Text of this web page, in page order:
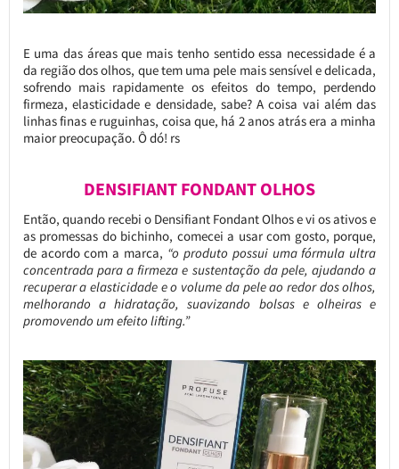
E uma das áreas que mais tenho sentido essa necessidade é a
da região dos olhos, que tem uma pele mais sensível e delicada,
sofrendo mais rapidamente os efeitos do tempo, perdendo
firmeza, elasticidade e densidade, sabe? A coisa vai além das
linhas finas e ruguinhas, coisa que, há 2 anos atrás era a minha
maior preocupação. Ô dó! rs
DENSIFIANT FONDANT OLHOS
Então, quando recebi o Densifiant Fondant Olhos e vi os ativos e
as promessas do bichinho, comecei a usar com gosto, porque,
de acordo com a marca, “o produto possui uma fórmula ultra
concentrada para a firmeza e sustentação da pele, ajudando a
recuperar a elasticidade e o volume da pele ao redor dos olhos,
melhorando a hidratação, suavizando bolsas e olheiras e
promovendo um efeito lifting.”